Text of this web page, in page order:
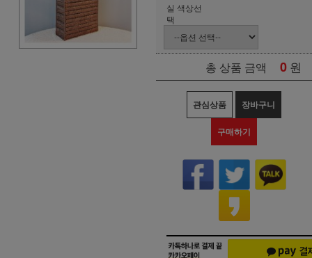
실 색상선
택
총 상품 금액 0 원
관심상품 장바구니
구매하기